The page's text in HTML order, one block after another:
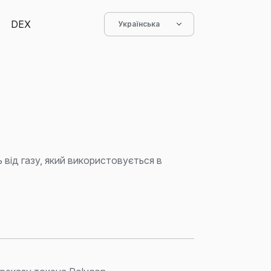
DEX Українська
газу, який використовується в